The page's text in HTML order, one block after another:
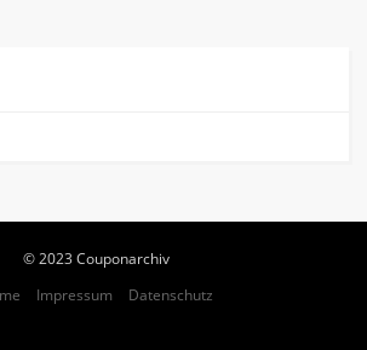
© 2023 Couponarchiv
Impressum Datenschutz